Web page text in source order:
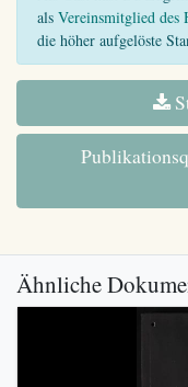
als Vereinsmitglied des
die höher aufgelöste
Ähnliche